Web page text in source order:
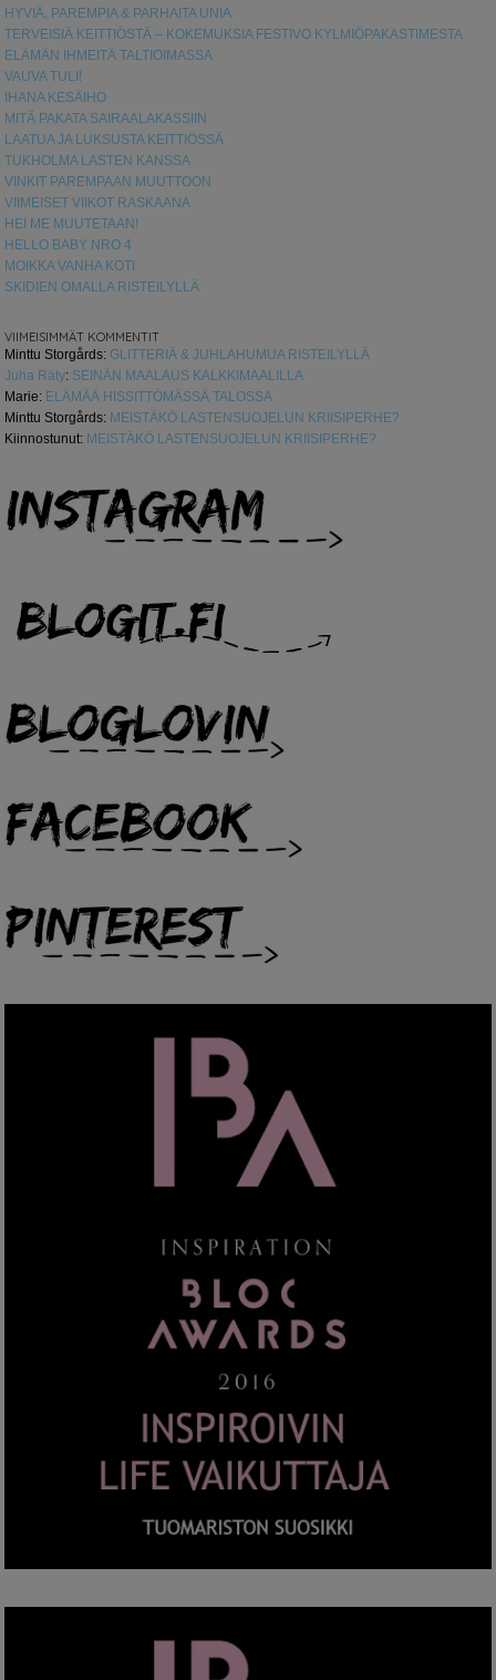
HYVIÄ, PAREMPIA & PARHAITA UNIA
TERVEISIÄ KEITTIÖSTÄ – KOKEMUKSIA FESTIVO KYLMIÖPAKASTIMESTA
ELÄMÄN IHMEITÄ TALTIOIMASSA
VAUVA TULI!
IHANA KESÄIHO
MITÄ PAKATA SAIRAALAKASSIIN
LAATUA JA LUKSUSTA KEITTIÖSSÄ
TUKHOLMA LASTEN KANSSA
VINKIT PAREMPAAN MUUTTOON
VIIMEISET VIIKOT RASKAANA
HEI ME MUUTETAAN!
HELLO BABY NRO 4
MOIKKA VANHA KOTI
SKIDIEN OMALLA RISTEILYLLÄ
VIIMEISIMMÄT KOMMENTIT
Minttu Storgårds: GLITTERIÄ & JUHLAHUMUA RISTEILYLLÄ
Juha Räty: SEINÄN MAALAUS KALKKIMAALILLA
Marie: ELÄMÄÄ HISSITTÖMÄSSÄ TALOSSA
Minttu Storgårds: MEISTÄKÖ LASTENSUOJELUN KRIISIPERHE?
Kiinnostunut: MEISTÄKÖ LASTENSUOJELUN KRIISIPERHE?